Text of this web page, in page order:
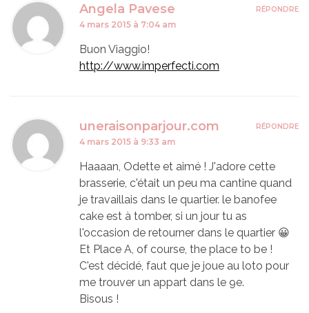
Angela Pavese
4 mars 2015 à 7:04 am
Buon Viaggio!
http://www.imperfecti.com
RÉPONDRE
uneraisonparjour.com
4 mars 2015 à 9:33 am
Haaaan, Odette et aimé ! J'adore cette
brasserie, c'était un peu ma cantine quand
je travaillais dans le quartier. le banofee
cake est à tomber, si un jour tu as
l'occasion de retourner dans le quartier 😀
Et Place A, of course, the place to be !
C'est décidé, faut que je joue au loto pour
me trouver un appart dans le 9e.
Bisous !
RÉPONDRE